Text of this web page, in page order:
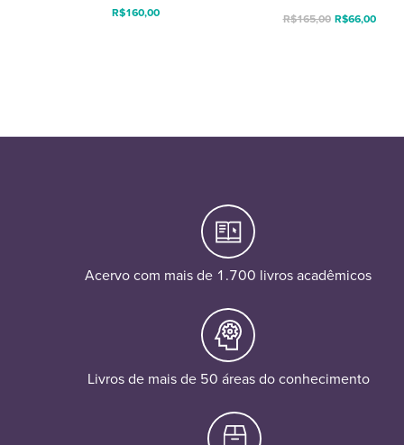
R$160,00 R$165,00 R$66,00
Acervo com mais de 1.700 livros acadêmicos
Livros de mais de 50 áreas do conhecimento